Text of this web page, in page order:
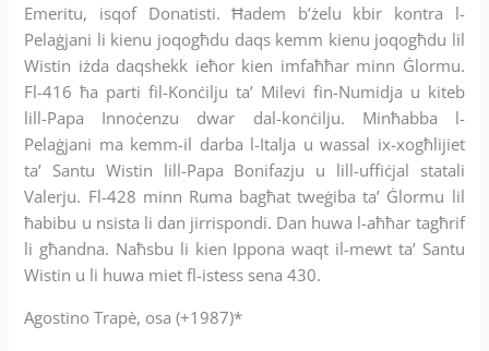
Emeritu, isqof Donatisti. Ħadem b’żelu kbir kontra l-
Pelaġjani li kienu joqogħdu daqs kemm kienu joqogħdu lil
Wistin iżda daqshekk ieħor kien imfaħħar minn Ġlormu.
Fl-416 ħa parti fil-Konċilju ta’ Milevi fin-Numidja u kiteb
lill-Papa Innoċenzu dwar dal-konċilju. Minħabba l-
Pelaġjani ma kemm-il darba l-Italja u wassal ix-xogħlijiet
ta’ Santu Wistin lill-Papa Bonifazju u lill-uffiċjal statali
Valerju. Fl-428 minn Ruma bagħat tweġiba ta’ Ġlormu lil
ħabibu u nsista li dan jirrispondi. Dan huwa l-aħħar tagħrif
li għandna. Naħsbu li kien Ippona waqt il-mewt ta’ Santu
Wistin u li huwa miet fl-istess sena 430.
Agostino Trapè, osa (+1987)*